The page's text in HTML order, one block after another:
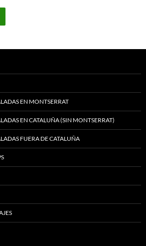
EN MONTSERRAT
EN CATALUÑA (SIN MONTSERRAT)
FUERA DE CATALUÑA